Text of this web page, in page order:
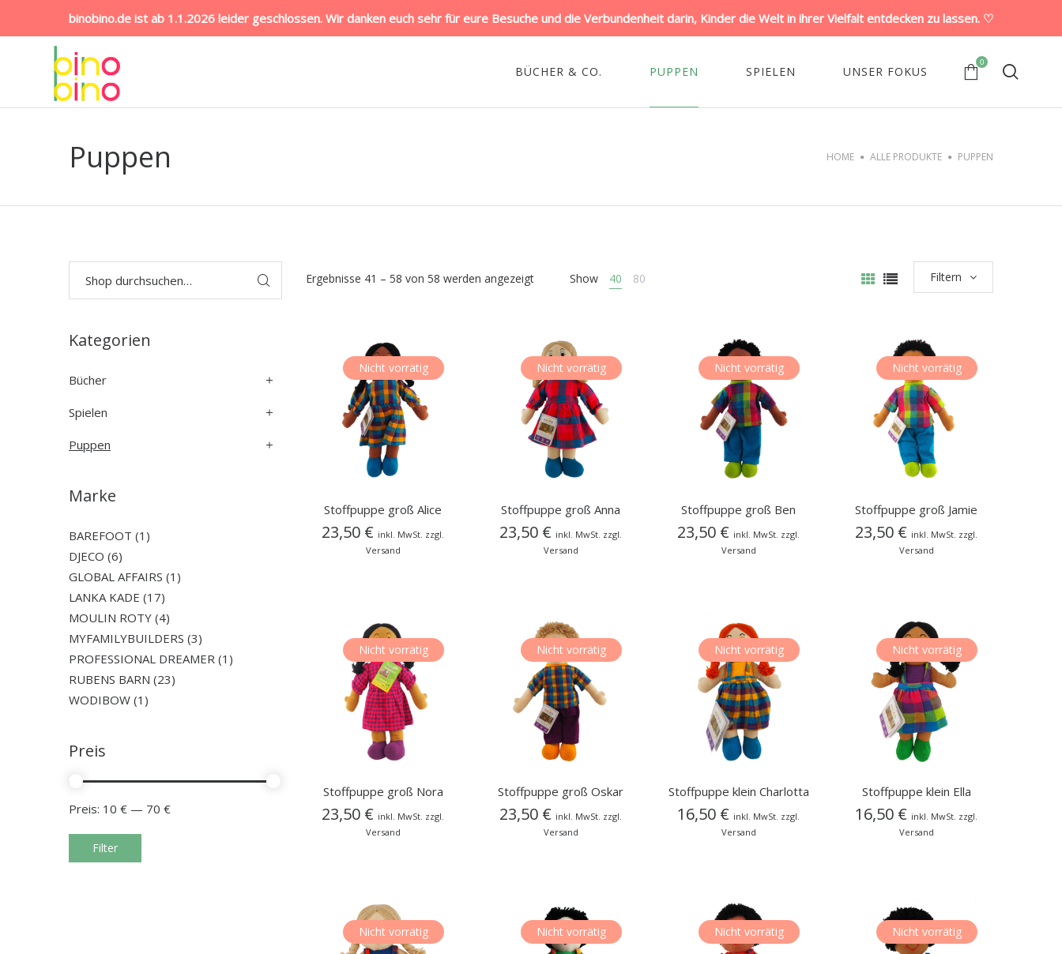
binobino.de ist ab 1.1.2026 leider geschlossen. Wir danken euch sehr für eure Besuche und die Verbundenheit darin, Kinder die Welt in ihrer Vielfalt entdecken zu lassen. ♡
BÜCHER & CO. PUPPEN SPIELEN UNSER FOKUS
0
Puppen HOME ALLE PRODUKTE PUPPEN
Ergebnisse 41 – 58 von 58 werden angezeigt Show 40 80 Filtern
Nicht vorrätig
Stoffpuppe groß Alice
23,50 € inkl. MwSt. zzgl.
Versand
Nicht vorrätig
Stoffpuppe groß Anna
23,50 € inkl. MwSt. zzgl.
Versand
Nicht vorrätig
Stoffpuppe groß Ben
23,50 € inkl. MwSt. zzgl.
Versand
Nicht vorrätig
Stoffpuppe groß Jamie
23,50 € inkl. MwSt. zzgl.
Versand
Nicht vorrätig
Stoffpuppe groß Nora
23,50 € inkl. MwSt. zzgl.
Versand
Nicht vorrätig
Stoffpuppe groß Oskar
23,50 € inkl. MwSt. zzgl.
Versand
Nicht vorrätig
Stoffpuppe klein Charlotta
16,50 € inkl. MwSt. zzgl.
Versand
Nicht vorrätig
Stoffpuppe klein Ella
16,50 € inkl. MwSt. zzgl.
Versand
Nicht vorrätig Nicht vorrätig Nicht vorrätig Nicht vorrätig
Kategorien
Bücher
Spielen
Puppen
Marke
BAREFOOT (1)
DJECO (6)
GLOBAL AFFAIRS (1)
LANKA KADE (17)
MOULIN ROTY (4)
MYFAMILYBUILDERS (3)
PROFESSIONAL DREAMER (1)
RUBENS BARN (23)
WODIBOW (1)
Preis
Filter
Preis: 10 € — 70 €